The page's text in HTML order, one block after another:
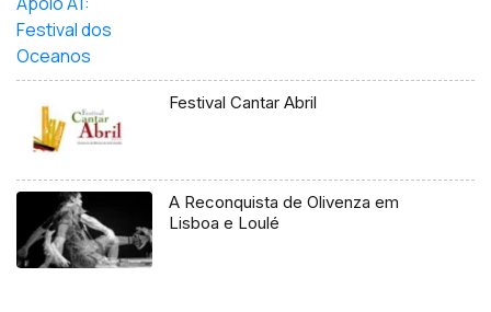
Festival Cantar Abril
A Reconquista de Olivenza em
Lisboa e Loulé